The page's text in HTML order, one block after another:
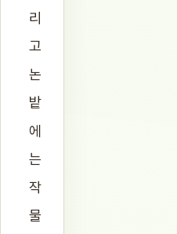
리
고
논
밭
에
는
작
물